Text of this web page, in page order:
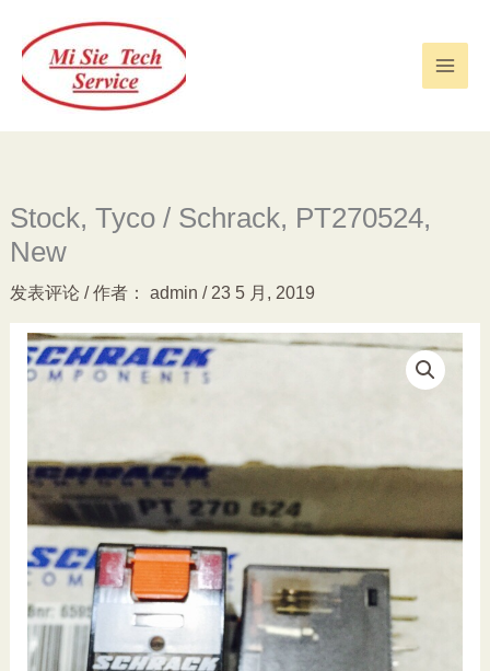
Stock, Tyco / Schrack, PT270524,
New
发表评论 / 作者： admin / 23 5 月, 2019